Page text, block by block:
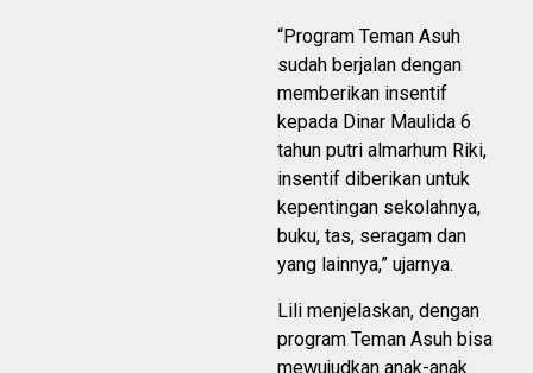
“Program Teman Asuh
sudah berjalan dengan
memberikan insentif
kepada Dinar Maulida 6
tahun putri almarhum Riki,
insentif diberikan untuk
kepentingan sekolahnya,
buku, tas, seragam dan
yang lainnya,” ujarnya.
Lili menjelaskan, dengan
program Teman Asuh bisa
mewujudkan anak-anak